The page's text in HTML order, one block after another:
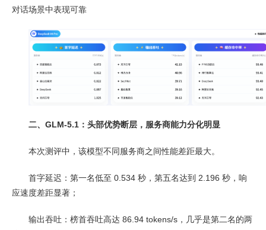
对话场景中表现可靠
二、GLM-5.1：头部优势断层，服务商能力分化明显
本次测评中，该模型不同服务商之间性能差距最大。
首字延迟：第一名低至 0.534 秒，第五名达到 2.196 秒，响
应速度差距显著；
输出吞吐：榜首吞吐高达 86.94 tokens/s，几乎是第二名的两